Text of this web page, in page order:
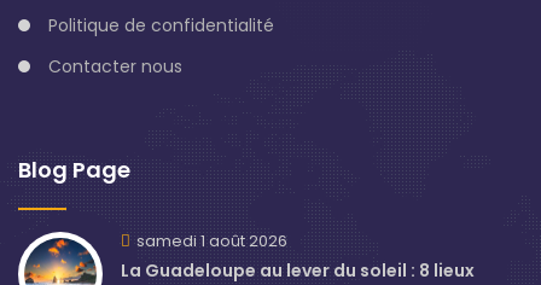
Politique de confidentialité
Contacter nous
Blog Page
samedi 1 août 2026
La Guadeloupe au lever du soleil : 8 lieux